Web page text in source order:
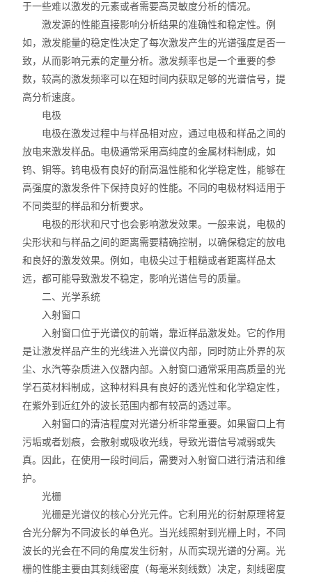
镀层测厚仪/膜厚仪
维修国内、国外ROHS检测仪
口罩设备
光谱仪
气质联用仪
RoHS2.0检测仪
于一些难以激发的元素或者需要高灵敏度分析的情况。
激发源的性能直接影响分析结果的准确性和稳定性。例
如，激发能量的稳定性决定了每次激发产生的光谱强度是否一
致，从而影响元素的定量分析。激发频率也是一个重要的参
数，较高的激发频率可以在短时间内获取足够的光谱信号，提
高分析速度。
电极
电极在激发过程中与样品相对应，通过电极和样品之间的
放电来激发样品。电极通常采用高纯度的金属材料制成，如
钨、铜等。钨电极有良好的耐高温性能和化学稳定性，能够在
高强度的激发条件下保持良好的性能。不同的电极材料适用于
不同类型的样品和分析要求。
电极的形状和尺寸也会影响激发效果。一般来说，电极的
尖形状和与样品之间的距离需要精确控制，以确保稳定的放电
和良好的激发效果。例如，电极尖过于粗糙或者距离样品太
远，都可能导致激发不稳定，影响光谱信号的质量。
二、光学系统
入射窗口
入射窗口位于光谱仪的前端，靠近样品激发处。它的作用
是让激发样品产生的光线进入光谱仪内部，同时防止外界的灰
尘、水汽等杂质进入仪器内部。入射窗口通常采用高质量的光
学石英材料制成，这种材料具有良好的透光性和化学稳定性，
在紫外到近红外的波长范围内都有较高的透过率。
入射窗口的清洁程度对光谱分析非常重要。如果窗口上有
污垢或者划痕，会散射或吸收光线，导致光谱信号减弱或失
真。因此，在使用一段时间后，需要对入射窗口进行清洁和维
护。
光栅
光栅是光谱仪的核心分光元件。它利用光的衍射原理将复
合光分解为不同波长的单色光。当光线照射到光栅上时，不同
波长的光会在不同的角度发生衍射，从而实现光谱的分离。光
栅的性能主要由其刻线密度（每毫米刻线数）决定，刻线密度